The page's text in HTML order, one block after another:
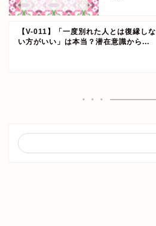
【V-011】「一度別れた人とは復縁しな
い方がいい」は本当？潜在意識から...